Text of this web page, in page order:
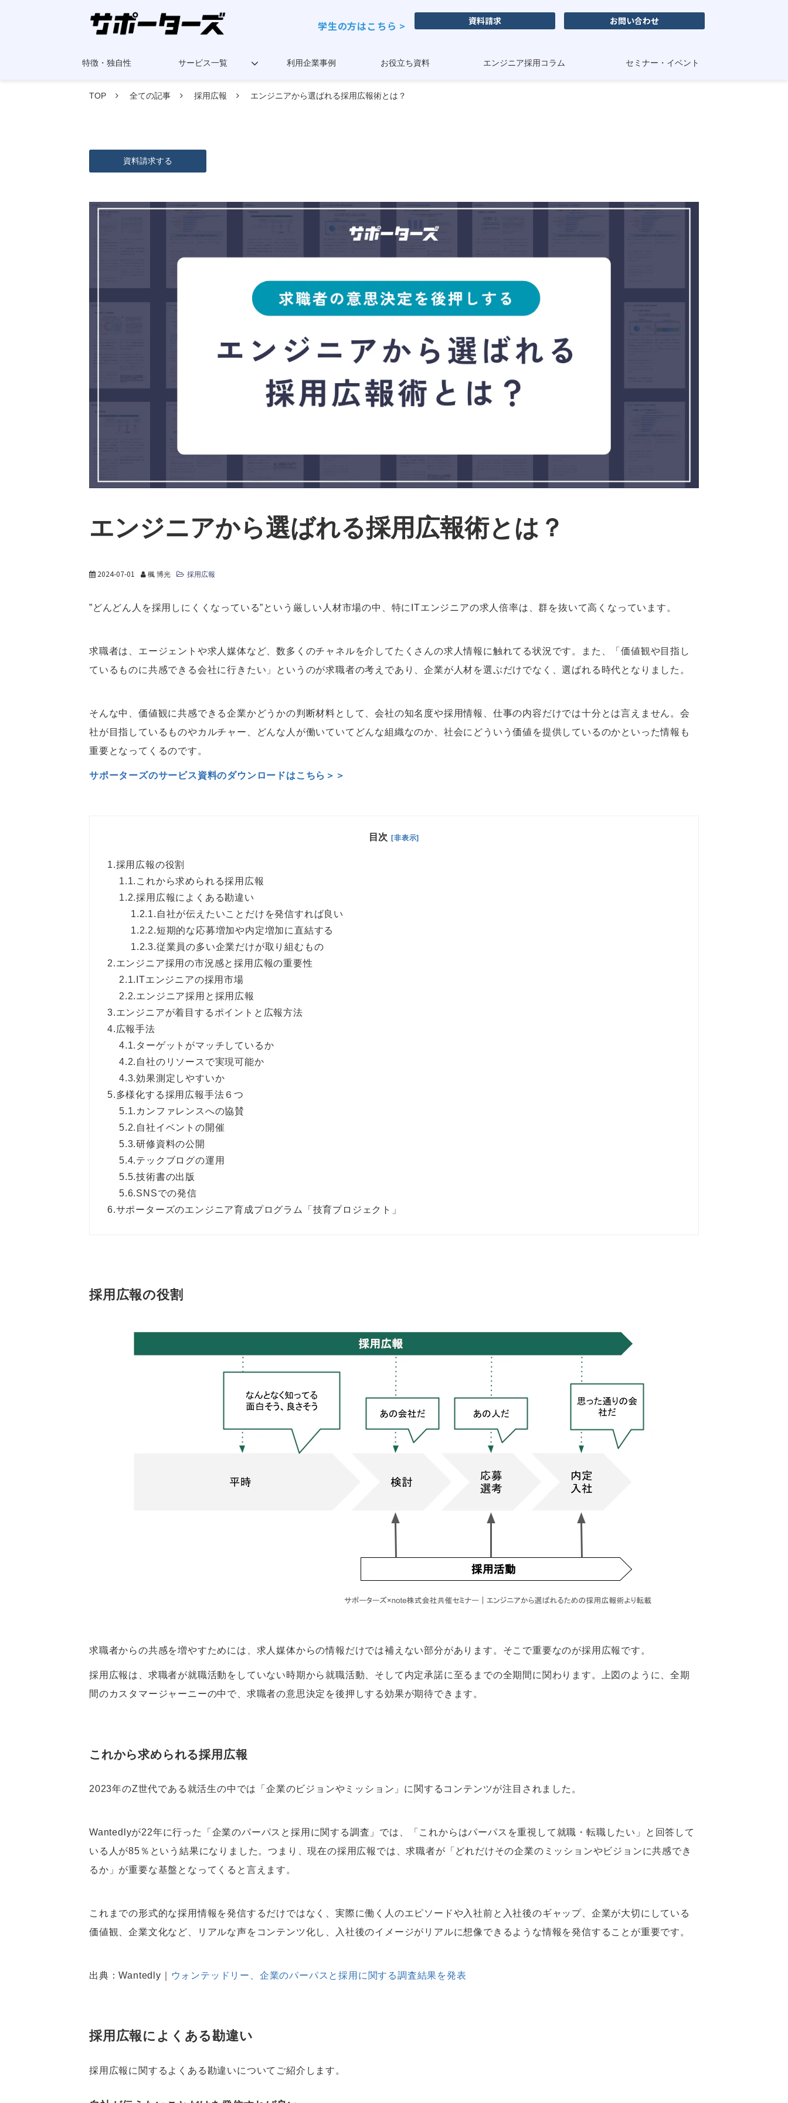
学生の方はこちら > 資料請求 お問い合わせ
特徴・独自性 サービス一覧 利用企業事例 お役立ち資料 エンジニア採用コラム セミナー・イベント
TOP 全ての記事 採用広報 エンジニアから選ばれる採用広報術とは？
資料請求する
エンジニアから選ばれる採用広報術とは？
2024-07-01 楓 博光 採用広報
”どんどん人を採用しにくくなっている”という厳しい人材市場の中、特にITエンジニアの求人倍率は、群を抜いて高くなっています。
求職者は、エージェントや求人媒体など、数多くのチャネルを介してたくさんの求人情報に触れてる状況です。また、「価値観や目指し
ているものに共感できる会社に行きたい」というのが求職者の考えであり、企業が人材を選ぶだけでなく、選ばれる時代となりました。
そんな中、価値観に共感できる企業かどうかの判断材料として、会社の知名度や採用情報、仕事の内容だけでは十分とは言えません。会
社が目指しているものやカルチャー、どんな人が働いていてどんな組織なのか、社会にどういう価値を提供しているのかといった情報も
重要となってくるのです。
サポーターズのサービス資料のダウンロードはこちら＞＞
目次 [非表示]
1.採用広報の役割
1.1. これから求められる採用広報
1.2.採用広報によくある勘違い
1.2.1. 自社が伝えたいことだけを発信すれば良い
1.2.2.短期的な応募増加や内定増加に直結する
1.2.3.従業員の多い企業だけが取り組むもの
2.エンジニア採用の市況感と採用広報の重要性
2.1. ITエンジニアの採用市場
2.2.エンジニア採用と採用広報
3.エンジニアが着目するポイントと広報方法
4.広報手法
4.1. ターゲットがマッチしているか
4.2. 自社のリソースで実現可能か
4.3.効果測定しやすいか
5.多様化する採用広報手法６つ
5.1. カンファレンスへの協賛
5.2. 自社イベントの開催
5.3.研修資料の公開
5.4.テックブログの運用
5.5.技術書の出版
5.6.SNSでの発信
6.サポーターズのエンジニア育成プログラム「技育プロジェクト」
採用広報の役割
求職者からの共感を増やすためには、求人媒体からの情報だけでは補えない部分があります。そこで重要なのが採用広報です。
採用広報は、求職者が就職活動をしていない時期から就職活動、そして内定承諾に至るまでの全期間に関わります。上図のように、全期
間のカスタマージャーニーの中で、求職者の意思決定を後押しする効果が期待できます。
これから求められる採用広報
2023年のZ世代である就活生の中では「企業のビジョンやミッション」に関するコンテンツが注目されました。
Wantedlyが22年に行った「企業のパーパスと採用に関する調査」では、「これからはパーパスを重視して就職・転職したい」と回答して
いる人が85％という結果になりました。つまり、現在の採用広報では、求職者が「どれだけその企業のミッションやビジョンに共感でき
るか」が重要な基盤となってくると言えます。
これまでの形式的な採用情報を発信するだけではなく、実際に働く人のエピソードや入社前と入社後のギャップ、企業が大切にしている
価値観、企業文化など、リアルな声をコンテンツ化し、入社後のイメージがリアルに想像できるような情報を発信することが重要です。
出典：Wantedly｜ ウォンテッドリー、企業のパーパスと採用に関する調査結果を発表
採用広報によくある勘違い
採用広報に関するよくある勘違いについてご紹介します。